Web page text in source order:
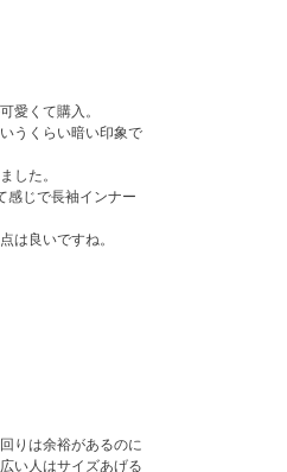
愛くて購入。
うくらい暗い印象で
した。
感じで長袖インナー
は良いですね。
りは余裕があるのに
い人はサイズあげる